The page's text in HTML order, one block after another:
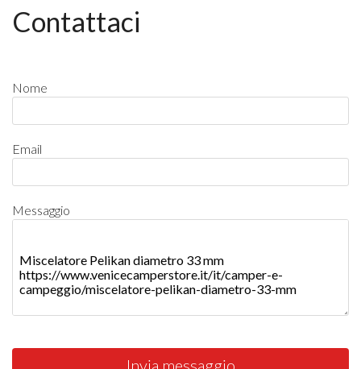
Contattaci
Nome
Email
Messaggio